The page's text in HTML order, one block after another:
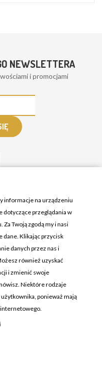
NEWSLETTERA
i promocjami
informacje na urządzeniu
dotyczące przeglądania w
Za Twoją zgodą my i nasi
dane. Klikając przycisk
danych przez nas i
również uzyskać
i zmienić swoje
Niektóre rodzaje
ponieważ mają
internetowego.